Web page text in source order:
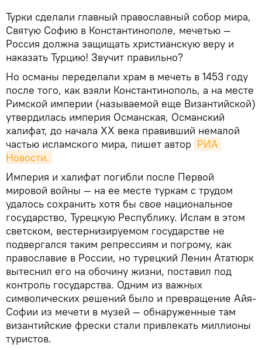
Турки сделали главный православный собор мира,
Святую Софию в Константинополе, мечетью —
Россия должна защищать христианскую веру и
наказать Турцию! Звучит правильно?
Но османы переделали храм в мечеть в 1453 году
после того, как взяли Константинополь, а на месте
Римской империи (называемой еще Византийской)
утвердилась империя Османская, Османский
халифат, до начала ХХ века правивший немалой
частью исламского мира, пишет автор РИА
Новости.
Империя и халифат погибли после Первой
мировой войны — на ее месте туркам с трудом
удалось сохранить хотя бы свое национальное
государство, Турецкую Республику. Ислам в этом
светском, вестернизируемом государстве не
подвергался таким репрессиям и погрому, как
православие в России, но турецкий Ленин Ататюрк
вытеснил его на обочину жизни, поставил под
контроль государства. Одним из важных
символических решений было и превращение Айя-
Софии из мечети в музей — обнаруженные там
византийские фрески стали привлекать миллионы
туристов.